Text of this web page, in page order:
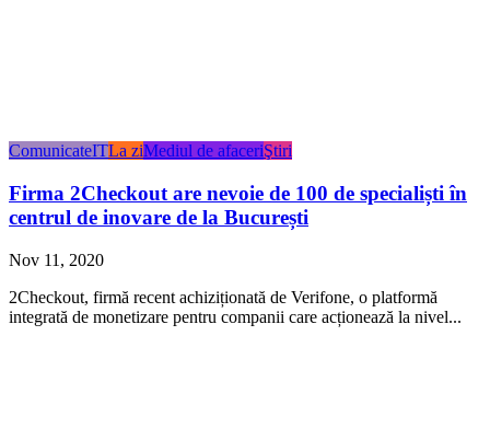
ComunicateITLa ziMediul de afaceriŞtiri
Firma 2Checkout are nevoie de 100 de specialiști în
centrul de inovare de la București
Nov 11, 2020
2Checkout, firmă recent achiziționată de Verifone, o platformă
integrată de monetizare pentru companii care acționează la nivel...